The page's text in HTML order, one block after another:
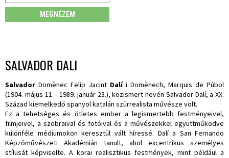
MEGNÉZEM
SALVADOR DALI
Salvador Domènec Felip Jacint Dalí i Domènech, Marquis de Púbol
(1904. május 11. - 1989. január 23.), közismert nevén Salvador Dalí, a XX.
Század kiemelkedő spanyol katalán szürrealista művésze volt.
Ez a tehetséges és ötletes ember a legismertebb festményeivel,
filmjeivel, a szobraival és fotóival és a művészekkel együttműködve
különféle médiumokon keresztül vált híressé. Dalí a San Fernando
Képzőművészeti Akadémián tanult, ahol excentrikus személyes
stílusát képviselte. A korai realisztikus festmények, mint például a